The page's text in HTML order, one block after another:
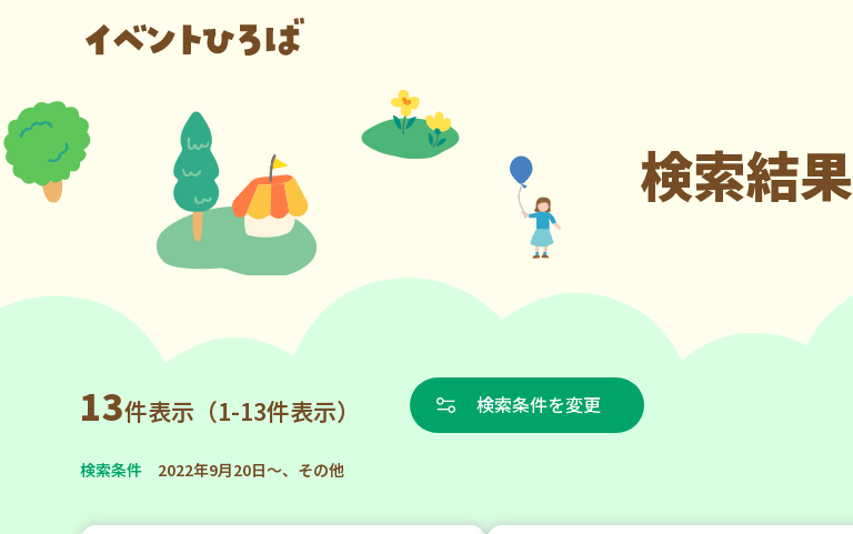
検索結果
13件表示（1-13件表示） 検索条件を変更
検索条件 2022年9月20日～、その他